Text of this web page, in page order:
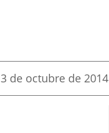
Fecha
la
3 de octubre de 2014